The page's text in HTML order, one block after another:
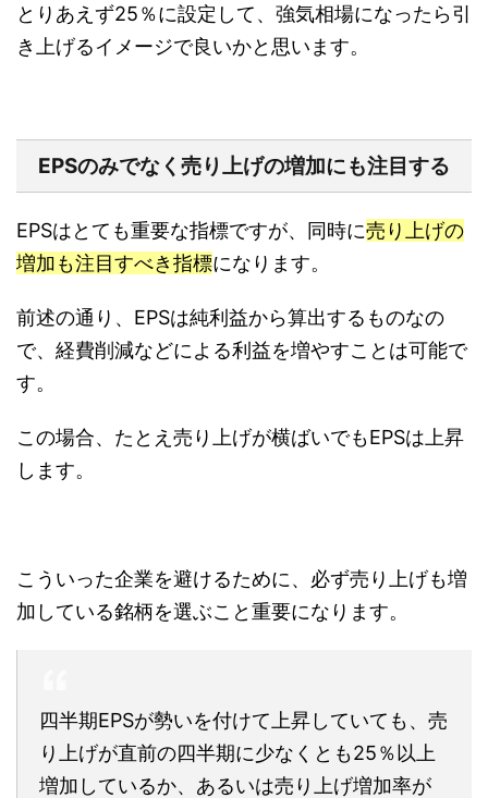
とりあえず25％に設定して、強気相場になったら引
き上げるイメージで良いかと思います。
EPSのみでなく売り上げの増加にも注目する
EPSはとても重要な指標ですが、同時に売り上げの
増加も注目すべき指標になります。
前述の通り、EPSは純利益から算出するものなの
で、経費削減などによる利益を増やすことは可能で
す。
この場合、たとえ売り上げが横ばいでもEPSは上昇
します。
こういった企業を避けるために、必ず売り上げも増
加している銘柄を選ぶこと重要になります。
四半期EPSが勢いを付けて上昇していても、売
り上げが直前の四半期に少なくとも25％以上
増加しているか、あるいは売り上げ増加率が